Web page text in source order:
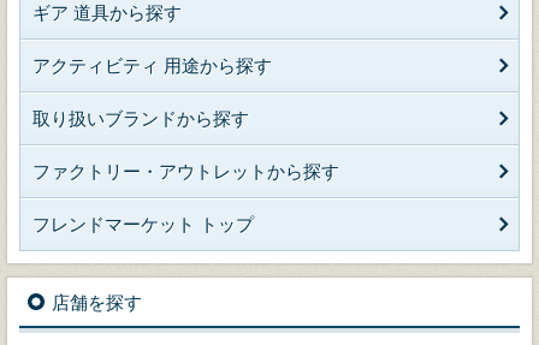
ギア 道具から探す
アクティビティ 用途から探す
取り扱いブランドから探す
ファクトリー・アウトレットから探す
フレンドマーケット トップ
店舗を探す